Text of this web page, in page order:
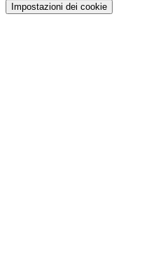
Impostazioni dei cookie